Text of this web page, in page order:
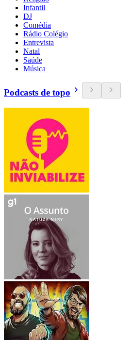
Infantil
DJ
Comédia
Rádio Colégio
Entrevista
Natal
Saúde
Música
Podcasts de topo